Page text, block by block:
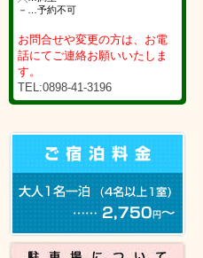
－…予約不可
お問合せや変更の方は、お電
話にてご連絡お願いいたしま
す。
TEL:0898-41-3196